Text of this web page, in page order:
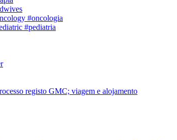
#oncologia
#pediatria
registo GMC; viagem e alojamento